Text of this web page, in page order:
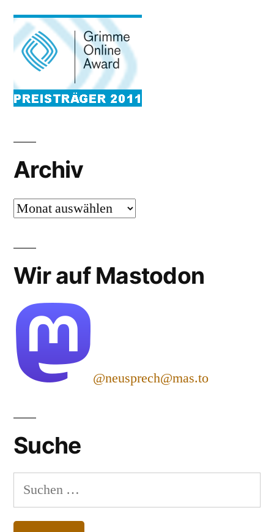
Archiv
Archiv
Wir auf Mastodon
@neusprech@mas.to
Suche
Suchen
nach: